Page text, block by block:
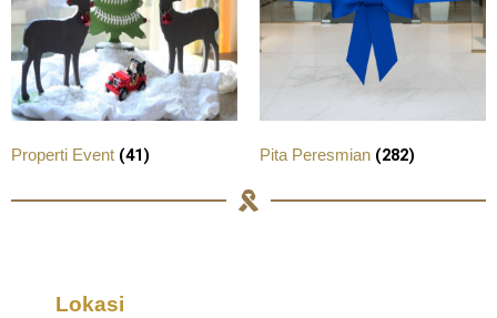
Properti Event (41) Pita Peresmian (282)
Lokasi